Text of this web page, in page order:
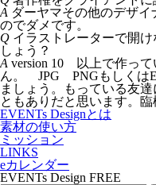
A ダーヤマその他のデザ
のでダメです。
Q イラストレーターで開
しょう？
A version 10 以上で作っ
ん。 JPG PNGもしくは
ましょう。もっている友
ともありだと思います。臨
EVENTs Designとは
素材の使い方
ミッション
LINKS
eカレンダー
EVENTs Design FREE